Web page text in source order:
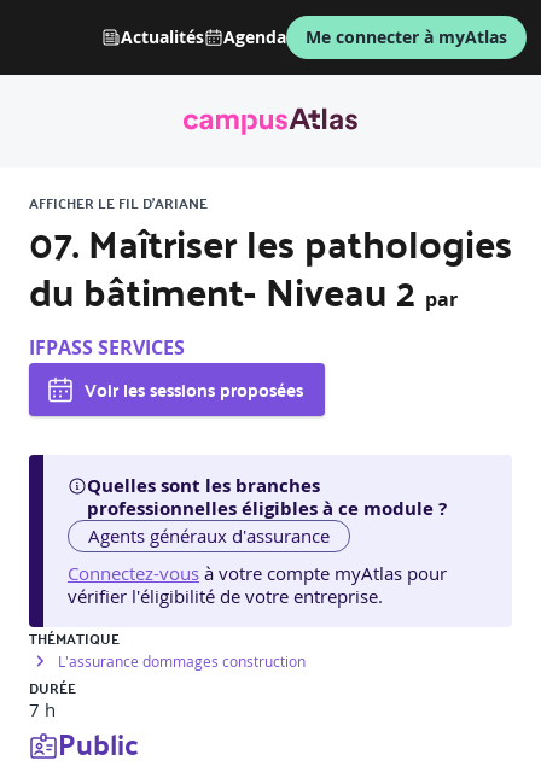
Actualités Agenda Me connecter à myAtlas
AFFICHER LE FIL D'ARIANE
07. Maîtriser les pathologies
du bâtiment- Niveau 2 par
IFPASS SERVICES
Voir les sessions proposées
Quelles sont les branches
professionnelles éligibles à ce module ?
Agents généraux d'assurance
Connectez-vous à votre compte myAtlas pour
vérifier l'éligibilité de votre entreprise.
THÉMATIQUE
L'assurance dommages construction
DURÉE
7 h
Public